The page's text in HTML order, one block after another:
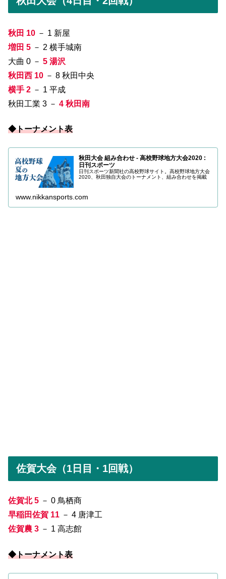
秋田 10 － 1 新屋
増田 5 － 2 横手城南
大曲 0 － 5 湯沢
秋田西 10 － 8 秋田中央
横手 2 － 1 平成
秋田工業 3 － 4 秋田南
◆トーナメント表
秋田大会 組み合わせ - 高校野球地方大会2020 :
日刊スポーツ
日刊スポーツ新聞社の高校野球サイト。高校野球地方大会
2020、秋田独自大会のトーナメント、組み合わせを掲載
www.nikkansports.com
佐賀大会（1日目・1回戦）
佐賀北 5 － 0 鳥栖商
早稲田佐賀 11 － 4 唐津工
佐賀農 3 － 1 高志館
◆トーナメント表